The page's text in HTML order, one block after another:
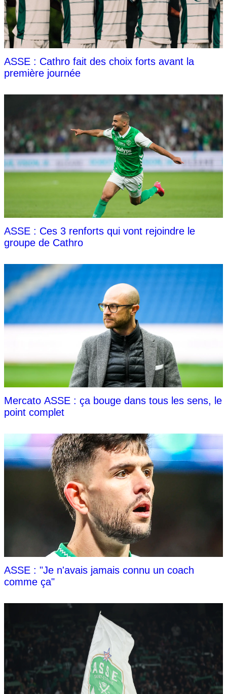
ASSE : Cathro fait des choix forts avant la
première journée
ASSE : Ces 3 renforts qui vont rejoindre le
groupe de Cathro
Mercato ASSE : ça bouge dans tous les sens, le
point complet
ASSE : "Je n'avais jamais connu un coach
comme ça"